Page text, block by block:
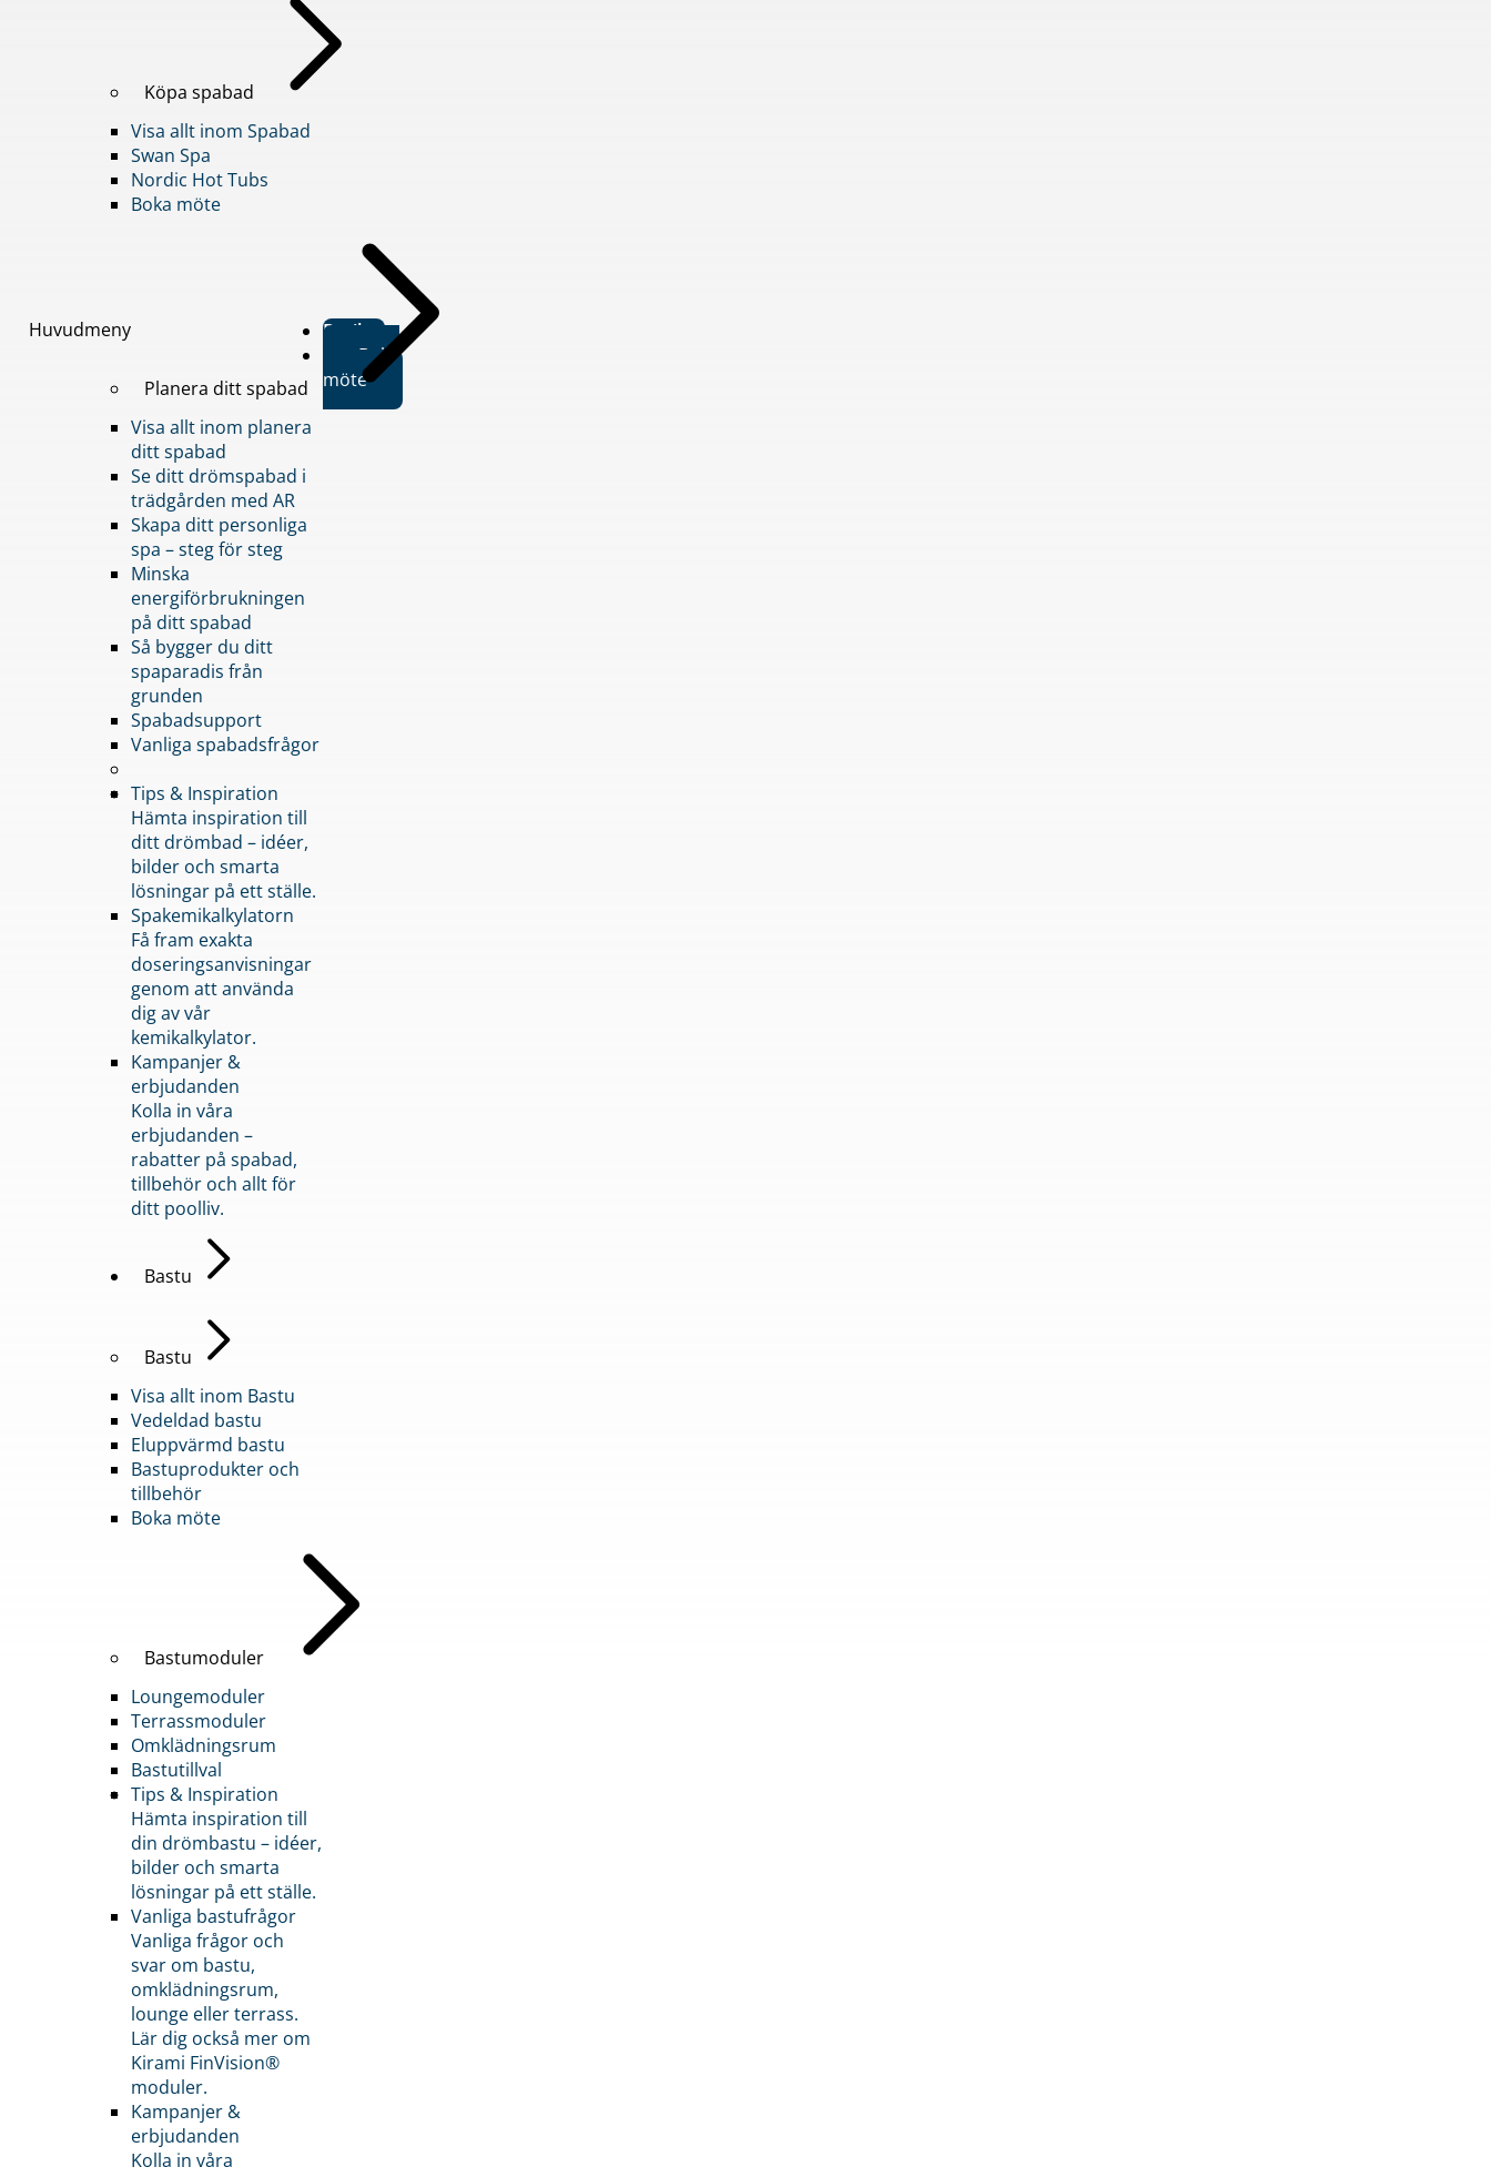
Huvudmeny
Köpa spabad
Visa allt inom Spabad
Swan Spa
Nordic Hot Tubs
Boka möte
Planera ditt spabad
Visa allt inom planera
ditt spabad
Se ditt drömspabad i
trädgården med AR
Skapa ditt personliga
spa – steg för steg
Minska
energiförbrukningen
på ditt spabad
Så bygger du ditt
spaparadis från
grunden
Spabadsupport
Vanliga spabadsfrågor
Tips & Inspiration
Hämta inspiration till
ditt drömbad – idéer,
bilder och smarta
lösningar på ett ställe.
Spakemikalkylatorn
Få fram exakta
doseringsanvisningar
genom att använda
dig av vår
kemikalkylator.
Kampanjer &
erbjudanden
Kolla in våra
erbjudanden –
rabatter på spabad,
tillbehör och allt för
ditt poolliv.
Bastu
Bastu
Visa allt inom Bastu
Vedeldad bastu
Eluppvärmd bastu
Bastuprodukter och
tillbehör
Boka möte
Bastumoduler
Loungemoduler
Terrassmoduler
Omklädningsrum
Bastutillval
Tips & Inspiration
Hämta inspiration till
din drömbastu – idéer,
bilder och smarta
lösningar på ett ställe.
Vanliga bastufrågor
Vanliga frågor och
svar om bastu,
omklädningsrum,
lounge eller terrass.
Lär dig också mer om
Kirami FinVision®
moduler.
Kampanjer &
erbjudanden
Kolla in våra
Butiker
Boka
möte